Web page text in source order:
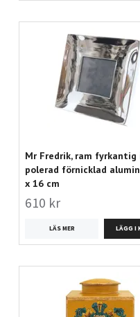
Mr Fredrik, ram fyrkantig
polerad förnicklad
x 16 cm
610 kr
LÄS MER